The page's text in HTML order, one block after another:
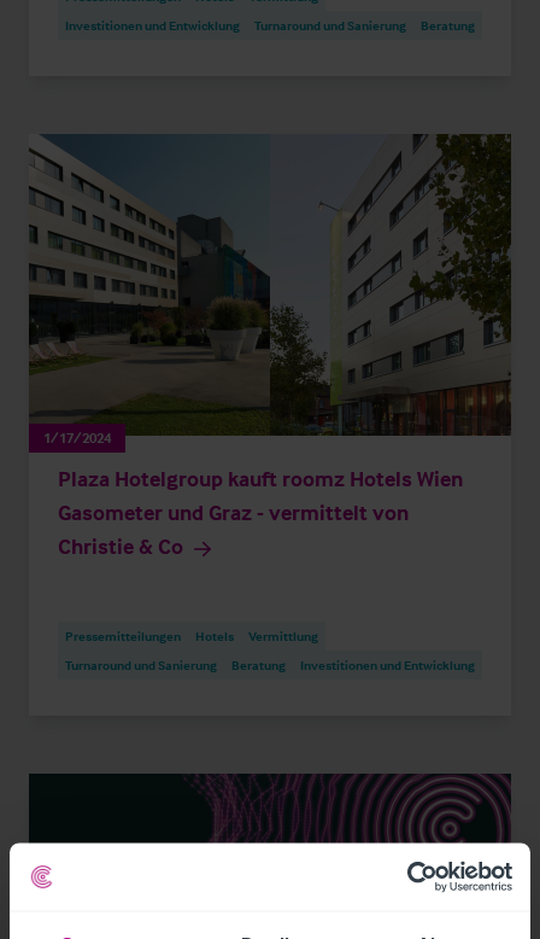
Investitionen und Entwicklung
Turnaround und Sanierung Beratung
1/17/2024
Plaza Hotelgroup kauft roomz Hotels Wien
Gasometer und Graz - vermittelt von
Christie & Co
Pressemitteilungen Hotels
Vermittlung
Turnaround und Sanierung
Beratung Investitionen und Entwicklung